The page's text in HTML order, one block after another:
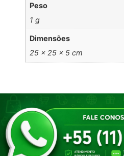
Peso
1 g
Dimensões
25 × 25 × 5 cm